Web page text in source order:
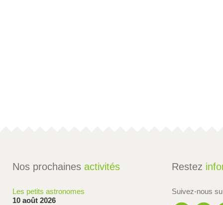
Nos prochaines activités
Les petits astronomes
10 août 2026
Restez
Suivez-nous